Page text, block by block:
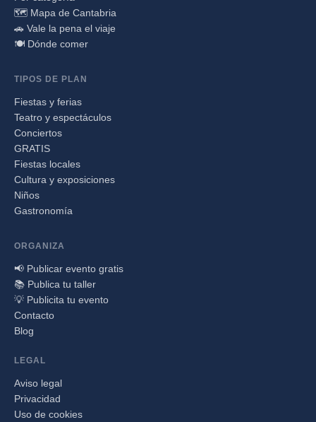
🗺️ Mapa de Cantabria
🚗 Vale la pena el viaje
🍽️ Dónde comer
TIPOS DE PLAN
Fiestas y ferias
Teatro y espectáculos
Conciertos
GRATIS
Fiestas locales
Cultura y exposiciones
Niños
Gastronomía
ORGANIZA
📢 Publicar evento gratis
📚 Publica tu taller
💡 Publicita tu evento
Contacto
Blog
LEGAL
Aviso legal
Privacidad
Uso de cookies